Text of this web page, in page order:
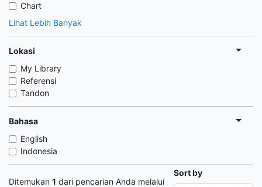
Chart
Lihat Lebih Banyak
Lokasi
My Library
Referensi
Tandon
Bahasa
English
Indonesia
Ditemukan 1 dari pencarian Anda melalui
Sort by